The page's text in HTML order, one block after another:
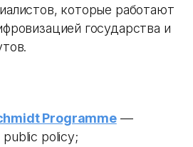
которые работают
государства и
Programme—
public policy;